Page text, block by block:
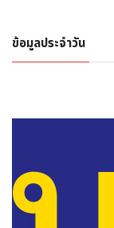
ข้อมูลประจำวัน